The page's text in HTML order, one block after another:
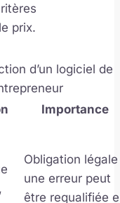
prix.
d’un logiciel de
Importance
Obligation
une erreur peut
être requalifiée